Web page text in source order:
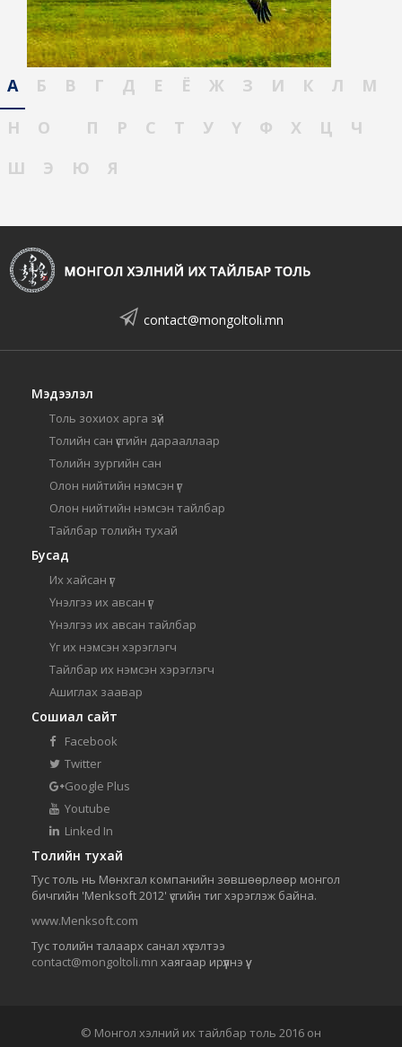
А Б В Г Д Е Ё Ж З И К Л
М
Н
О П Р С Т У Ү Ф Х Ц
Ч
Ш
Э Ю Я
contact@mongoltoli.mn
Мэдээлэл
Толь зохиох арга зүй
Толийн сан үсгийн дарааллаар
Толийн зургийн сан
Олон нийтийн нэмсэн үг
Олон нийтийн нэмсэн тайлбар
Тайлбар толийн тухай
Бусад
Их хайсан үг
Үнэлгээ их авсан үг
Үнэлгээ их авсан тайлбар
Үг их нэмсэн хэрэглэгч
Тайлбар их нэмсэн хэрэглэгч
Ашиглах заавар
Сошиал сайт
Facebook
Twitter
Google Plus
Youtube
Linked In
Толийн тухай
Тус толь нь Мөнхгал компанийн зөвшөөрлөөр монгол
бичгийн 'Menksoft 2012' үсгийн тиг хэрэглэж байна.
www.Menksoft.com
Тус толийн талаарх санал хүсэлтээ
contact@mongoltoli.mn хаягаар ирүүлнэ үү.
© Монгол хэлний их тайлбар толь 2016 он